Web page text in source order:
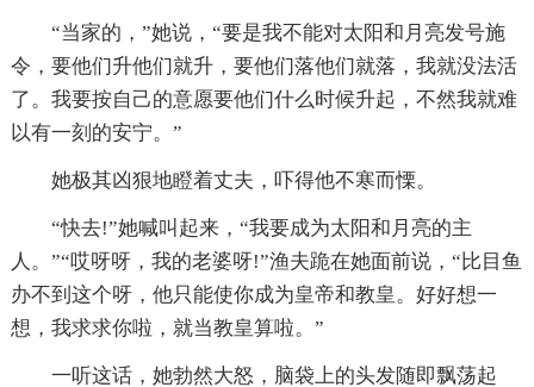
“当家的，”她说，“要是我不能对太阳和月亮发号施
令，要他们升他们就升，要他们落他们就落，我就没法活
了。我要按自己的意愿要他们什么时候升起，不然我就难
以有一刻的安宁。”
她极其凶狠地瞪着丈夫，吓得他不寒而慄。
“快去!”她喊叫起来，“我要成为太阳和月亮的主
人。”“哎呀呀，我的老婆呀!”渔夫跪在她面前说，“比目鱼
办不到这个呀，他只能使你成为皇帝和教皇。好好想一
想，我求求你啦，就当教皇算啦。”
一听这话，她勃然大怒，脑袋上的头发随即飘荡起